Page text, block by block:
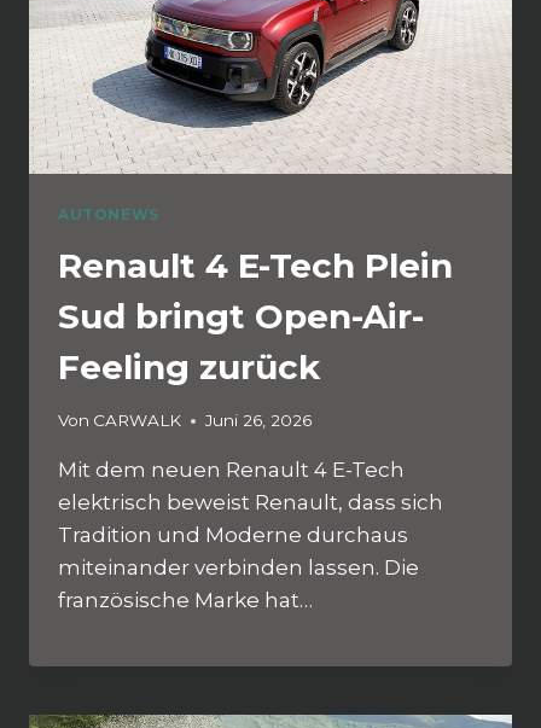
AUTONEWS
Renault 4 E-Tech Plein
Sud bringt Open-Air-
Feeling zurück
Von CARWALK Juni 26, 2026
Mit dem neuen Renault 4 E-Tech
elektrisch beweist Renault, dass sich
Tradition und Moderne durchaus
miteinander verbinden lassen. Die
französische Marke hat…